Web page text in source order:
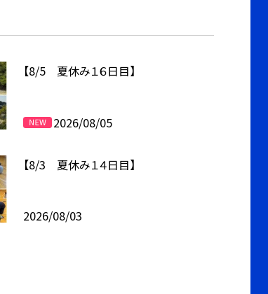
【8/5 夏休み１６日目】
2026/08/05
【8/3 夏休み１４日目】
2026/08/03